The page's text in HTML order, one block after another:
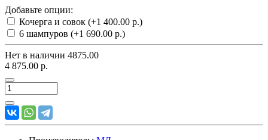
Добавьте опции:
Кочерга и совок (+1 400.00 р.)
6 шампуров (+1 690.00 р.)
Нет в наличии 4875.00
4 875.00 р.